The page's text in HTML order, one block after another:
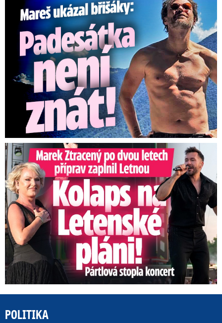
Mareš v dokonalé formě ukázal břišáky: Padesátka není znát
Marek Ztracený na Letné: Pártlová stopla koncert
POLITIKA